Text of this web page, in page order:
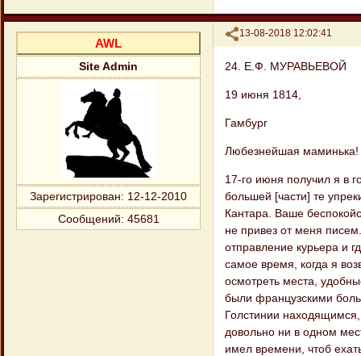
Поделиться
13-08-2018 12:02:41
AWL
Site Admin
Зарегистрирован: 12-12-2010
Сообщений: 45681
24. Е.Ф. МУРАВЬЕВОЙ
19 июня 1814,
Гамбург
Любезнейшая маминька!
17-го июня получил я в
большей [части] те
Кантара. Ваше
не привез от меня
отправление курьера и
самое время, когда я
осмотреть места,
были французскими
Голстинии
довольно ни в одном
имел времени, чтоб